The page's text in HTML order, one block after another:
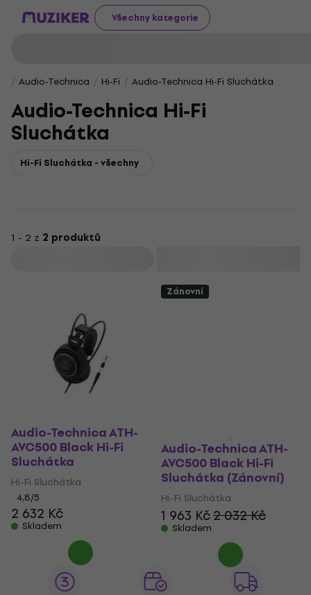
Všechny kategorie
Audio-Technica Hi-Fi Audio-Technica Hi-Fi Sluchátka
Audio-Technica Hi-Fi
Sluchátka
Hi-Fi Sluchátka - všechny
1 - 2 z 2 produktů
Audio-Technica ATH-
AVC500 Black Hi-Fi
Sluchátka
Hi-Fi Sluchátka
4,8/5
2 632 Kč
Skladem
Zánovní
Audio-Technica ATH-
AVC500 Black Hi-Fi
Sluchátka (Zánovní)
Hi-Fi Sluchátka
1 963 Kč2 032 Kč
Skladem